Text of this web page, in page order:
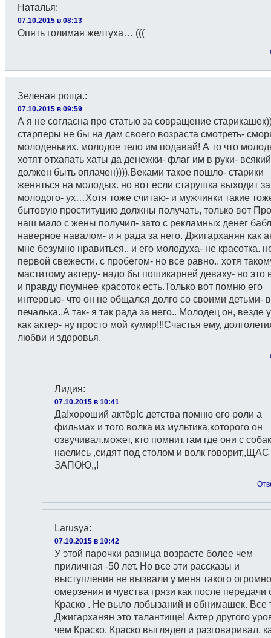
Наталья:
07.10.2015 в 08:13
Опять голимая желтуха… (((
Зеленая роща.:
07.10.2015 в 09:59
А я не согласна про статью за совращение
старперы не бы на дам своего возраста смотреть-
молоденьких. молодое тело им подавай! А то что
хотят отхапать хаты да денежки- флаг им в руки-
должен быть оплачен)))).Веками такое пошло- старики
женяться на молодых. но вот если старушка выходит
молодого- ух…Хотя тоже считаю- и мужчинки такие
бытовую проституцию должны получать, только вот
наш мало с жены получил- зато с рекламных денег
наверное навалом- и я рада за него. Джигарханян как
мне безумно нравиться.. и его молодуха- не красотка.
первой свежести. с пробегом- но все равно.. хотя
маститому актеру- надо бы пошикарней деваху- но это
и правду поумнее красоток есть.Только вот помню его
интервью- что он не общался долго со своими детьми-
печалька..А так- я так рада за него.. Молодец он, везде
как актер- ну просто мой кумир!!!Счастья ему,
любви и здоровья.
Лидия:
07.10.2015 в 10:41
Да!хороший актёр!с детства помню его роли а
фильмах и того волка из мультика,которого он
озвучивал.может, кто помнит.там где они с
наелись ,сидят под столом и волк говорит,,ЩАС
ЗАПОЮ,,!
Larusya:
07.10.2015 в 10:42
У этой парочки разница возрасте более чем
приличная -50 лет. Но все эти рассказы и
выступления не вызвали у меня такого
омерзения и чувства грязи как после передачи
Краско . Не выло лобызаний и обнимашек. Все
Джигарханян это талантище! Актер другого
чем Краско. Краско выглядел и разговаривал,